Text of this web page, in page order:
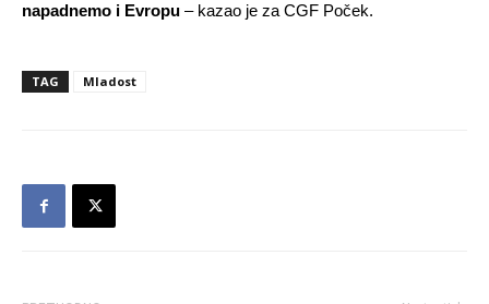
napadnemo i Evropu – kazao je za CGF Poček.
TAG Mladost